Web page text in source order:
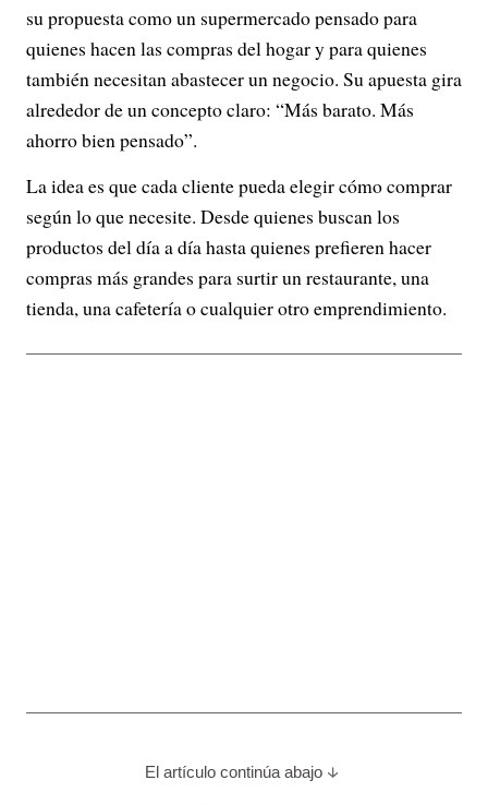
su propuesta como un supermercado pensado para
quienes hacen las compras del hogar y para quienes
también necesitan abastecer un negocio. Su apuesta gira
alrededor de un concepto claro: “Más barato. Más
ahorro bien pensado”.
La idea es que cada cliente pueda elegir cómo comprar
según lo que necesite. Desde quienes buscan los
productos del día a día hasta quienes prefieren hacer
compras más grandes para surtir un restaurante, una
tienda, una cafetería o cualquier otro emprendimiento.
El artículo continúa abajo